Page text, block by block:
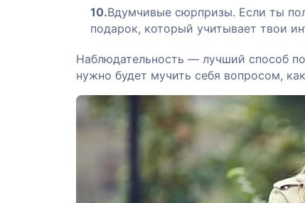
Вдумчивые сюрпризы. Если ты
подарок, который учитывает твои
Наблюдательность — лучший способ
нужно будет мучить себя вопросом,